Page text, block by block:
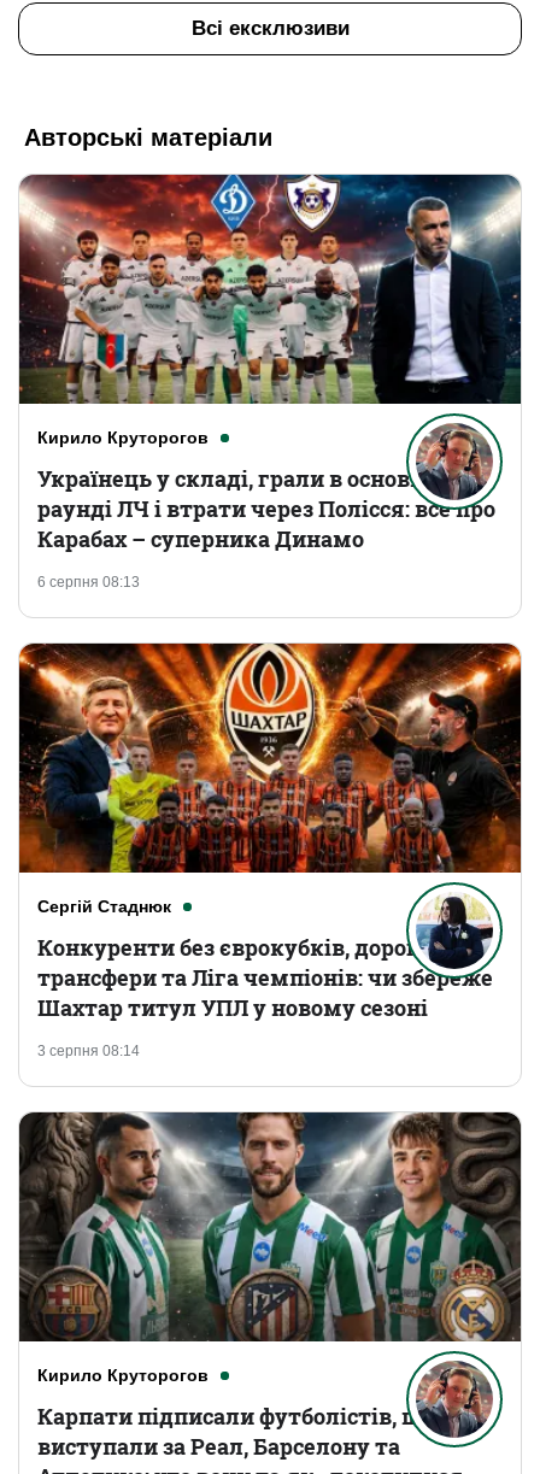
Всі ексклюзиви
Авторські матеріали
Кирило Круторогов
6 серпня 08:13
Українець у складі, грали в основному
раунді ЛЧ і втрати через Полісся: все про
Карабах – суперника Динамо
Сергій Стаднюк
3 серпня 08:14
Конкуренти без єврокубків, дорогі
трансфери та Ліга чемпіонів: чи збереже
Шахтар титул УПЛ у новому сезоні
Кирило Круторогов
Карпати підписали футболістів, що
виступали за Реал, Барселону та